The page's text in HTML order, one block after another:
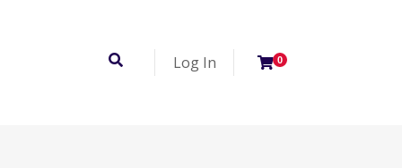
Log In 0